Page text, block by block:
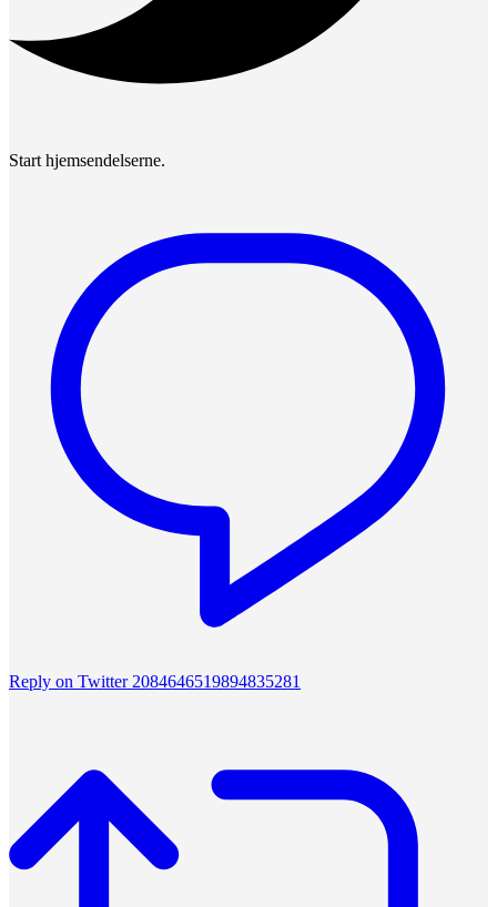
Start hjemsendelserne.
Reply on Twitter 2084646519894835281